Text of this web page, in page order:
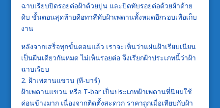
ฉาบเรียบปิดรอยต่อฝ้าด้วยปูน และปิดทับรอยต่อด้วยผ้าด้าย
ดิบ ขั้นตอนสุดท้ายคือทาสีทับฝ้าเพดานทั้งหมดอีกรอบเพื่อเก็บ
งาน
หลังจากเสร็จทุกขั้นตอนแล้ว เราจะเห็นว่าแผ่นฝ้าเรียบเนียน
เป็นผืนเดียวกันหมด ไม่เห็นรอยต่อ จึงเรียกฝ้าประเภทนี้ว่าฝ้า
ฉาบเรียบ
2. ฝ้าเพดานแขวน (ที-บาร์)
ฝ้าเพดานแขวน หรือ T-bar เป็นประเภทฝ้าเพดานที่นิยมใช้
ค่อนข้างมาก เนื่องจากติดตั้งสะดวก ราคาถูกเมื่อเทียบกับฝ้า